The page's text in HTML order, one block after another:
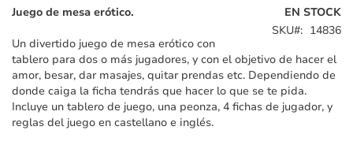
de
galería
imágenes
EN STOCK
SKU
14836
Juego de mesa erótico.
Un divertido juego de mesa erótico con
tablero para dos o más jugadores, y con el objetivo de hacer el
amor, besar, dar masajes, quitar prendas etc. Dependiendo de
donde caiga la ficha tendrás que hacer lo que se te pida.
Incluye un tablero de juego, una peonza, 4 fichas de jugador, y
reglas del juego en castellano e inglés.